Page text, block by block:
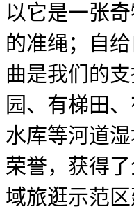
以它是一张
的准绳；自
曲是我们的
园、有梯田
水库等河道
荣誉，获得
域旅逛示范